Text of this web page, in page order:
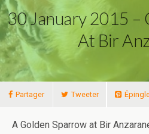
30 January 2015 –
At Bir
Partager Tweeter
A Golden Sparrow at Bir